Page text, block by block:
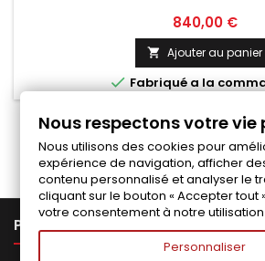
Prix
840,00 €
 Ajouter au panier
Fabriqué a la
PRODUITS
Nous respectons votre vie
Nous utilisons des cookies pour
expérience de navigation, afficher
contenu personnalisé et analyser le
cliquant sur le bouton « Accepter tout
votre consentement à notre
Personnaliser